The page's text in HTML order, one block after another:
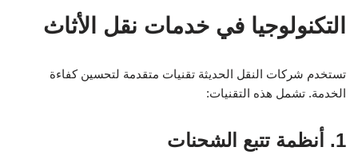
التكنولوجيا في خدمات نقل الأثاث
تستخدم شركات النقل الحديثة تقنيات متقدمة لتحسين كفاءة
الخدمة. تشمل هذه التقنيات:
1. أنظمة تتبع الشحنات